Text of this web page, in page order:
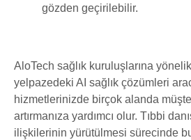
gözden geçirilebilir.
AloTech sağlık kuruluşlarına
yelpazedeki AI sağlık çözümleri
hizmetlerinizde birçok alanda
artırmanıza yardımcı olur. Tıbbi
ilişkilerinin yürütülmesi sürecinde